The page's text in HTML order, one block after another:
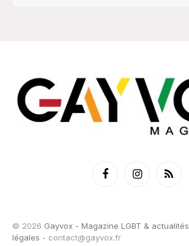
FacebookInstagramRSS
© 2026 Gayvox - Magazine LGBT & actualités
légales - contact@gayvox.fr